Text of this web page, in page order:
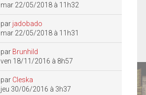
mar 22/05/2018 à 11h32
par jadobado
mar 22/05/2018 à 11h31
par Brunhild
ven 18/11/2016 à 8h57
par Cleska
jeu 30/06/2016 à 3h37